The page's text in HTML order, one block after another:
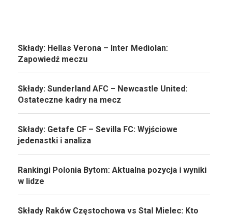
Składy: Hellas Verona – Inter Mediolan:
Zapowiedź meczu
Składy: Sunderland AFC – Newcastle United:
Ostateczne kadry na mecz
Składy: Getafe CF – Sevilla FC: Wyjściowe
jedenastki i analiza
Rankingi Polonia Bytom: Aktualna pozycja i wyniki
w lidze
Składy Raków Częstochowa vs Stal Mielec: Kto